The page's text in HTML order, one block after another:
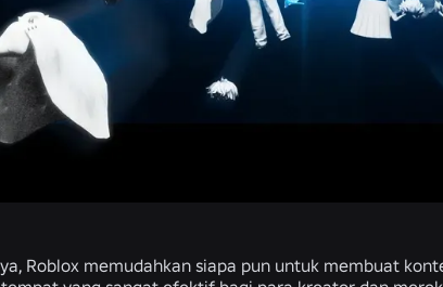
Roblox memudahkan siapa pun untuk membuat